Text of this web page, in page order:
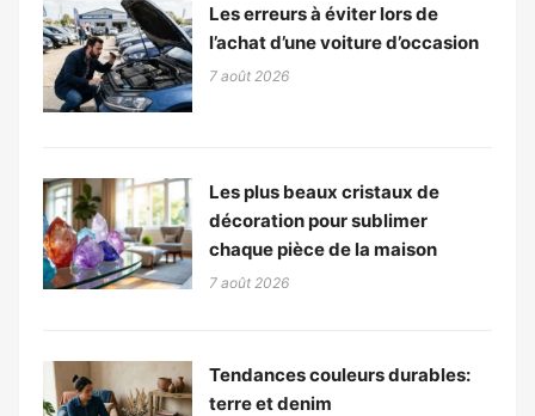
Les erreurs à éviter lors de
l’achat d’une voiture d’occasion
7 août 2026
Les plus beaux cristaux de
décoration pour sublimer
chaque pièce de la maison
7 août 2026
Tendances couleurs durables:
terre et denim